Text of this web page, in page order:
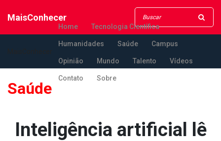
MaisConhecer
Home Tecnologia Científica
Humanidades Saúde Campus
Opinião Mundo Talento Vídeos
Contato Sobre
Saúde
Inteligência artificial lê